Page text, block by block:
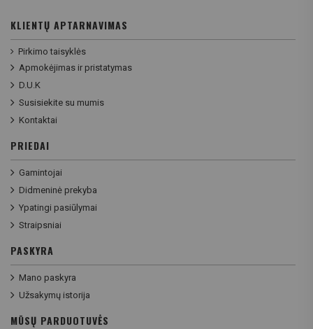
KLIENTŲ APTARNAVIMAS
Pirkimo taisyklės
Apmokėjimas ir pristatymas
D.U.K
Susisiekite su mumis
Kontaktai
PRIEDAI
Gamintojai
Didmeninė prekyba
Ypatingi pasiūlymai
Straipsniai
PASKYRA
Mano paskyra
Užsakymų istorija
MŪSŲ PARDUOTUVĖS